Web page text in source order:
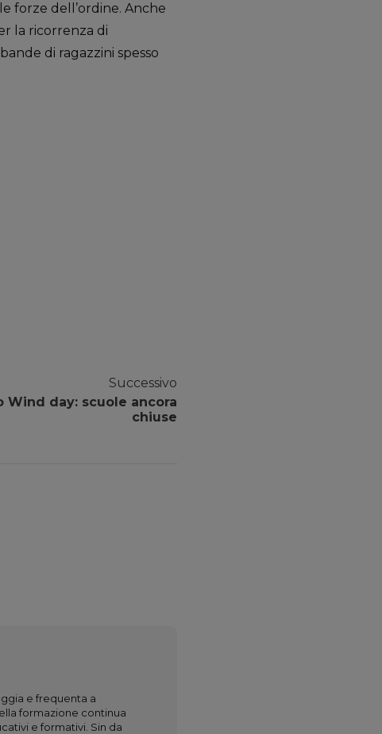
forze dell’ordine. Anche
la ricorrenza di
di ragazzini spesso
Successivo
Wind day: scuole ancora
chiuse
e frequenta a
formazione continua
e formativi. Sin da